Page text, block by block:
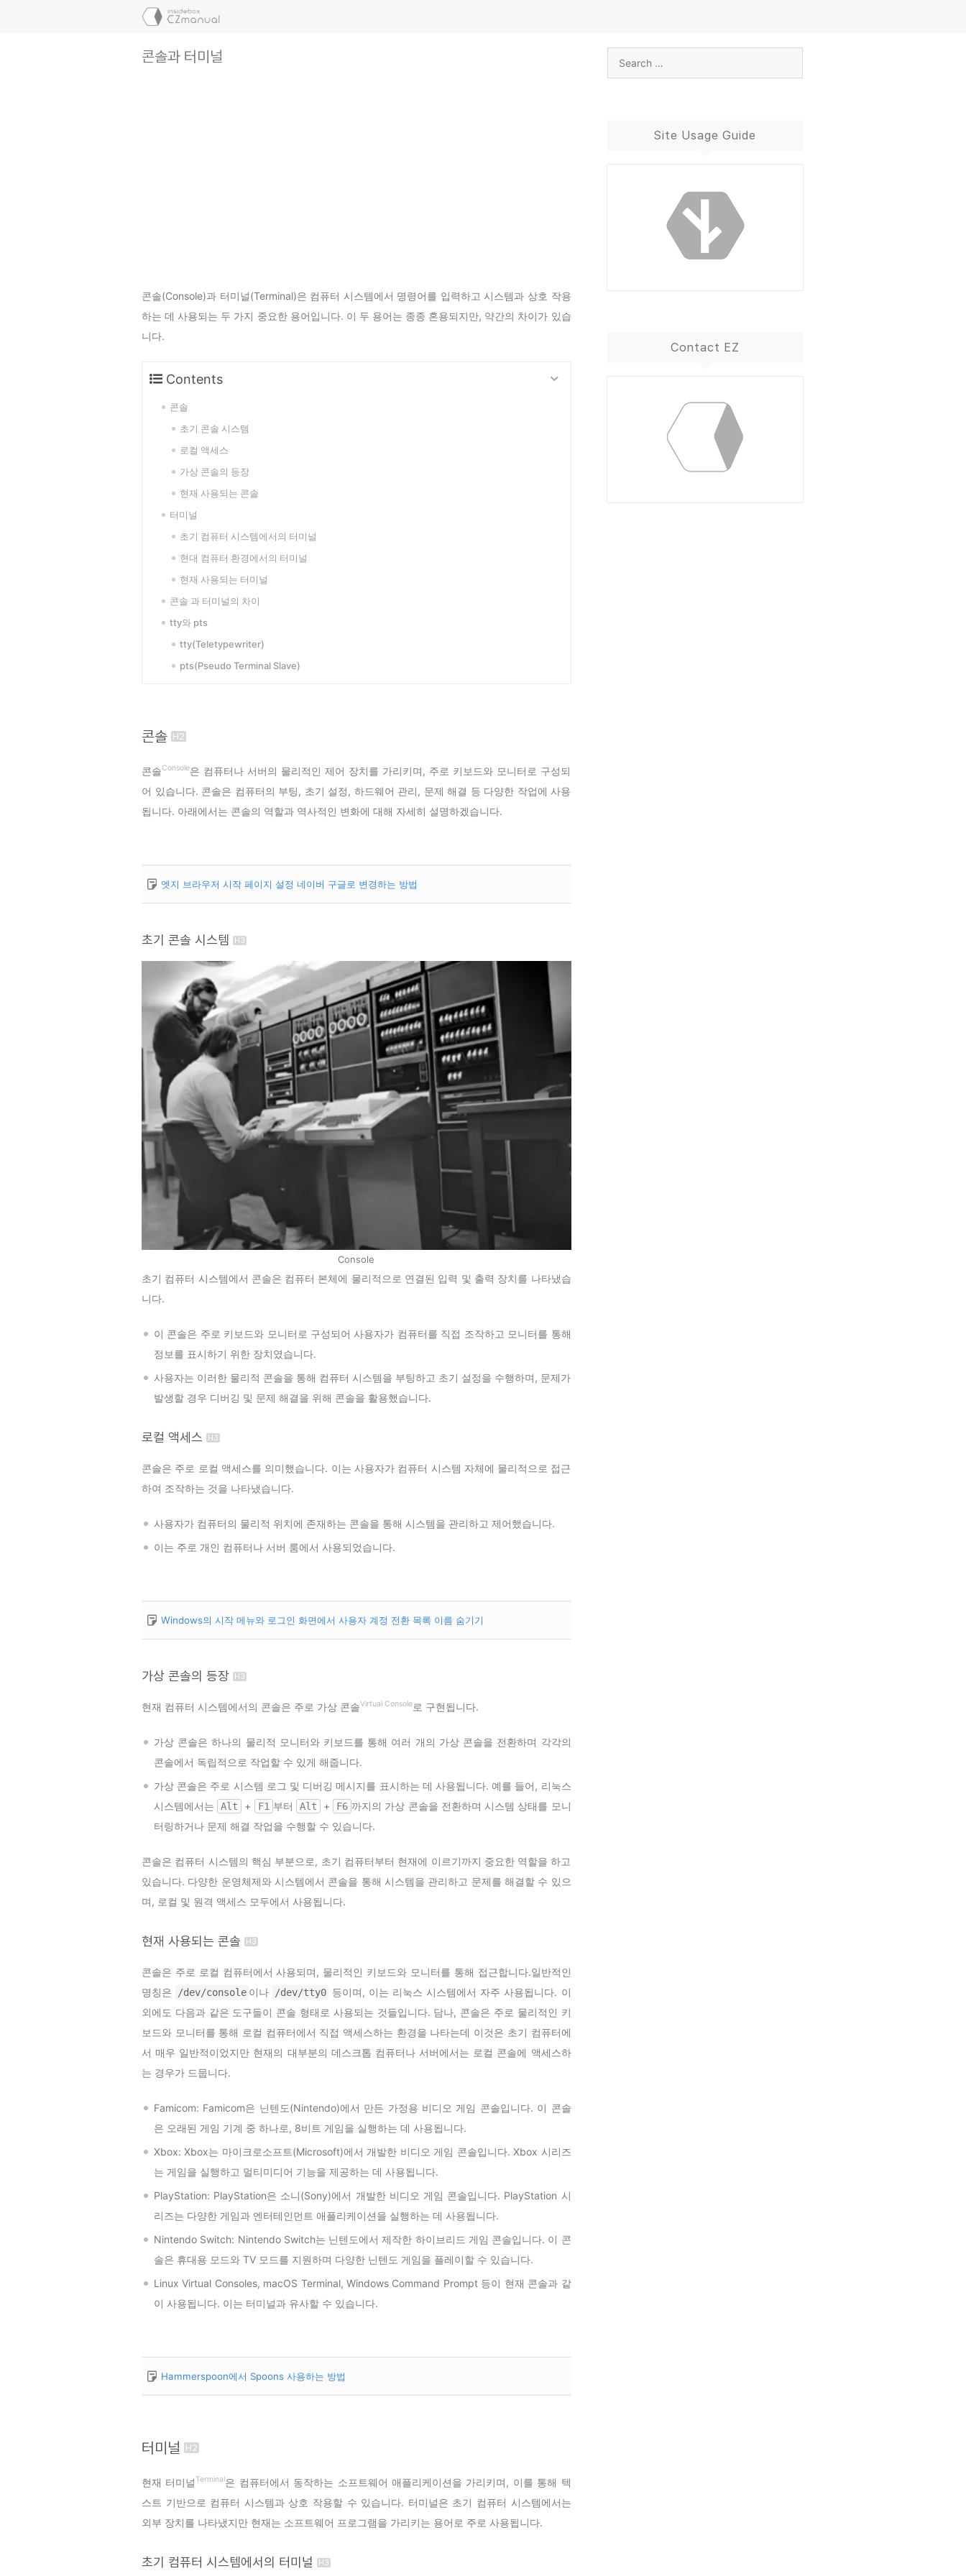
콘솔과 터미널
콘솔(Console)과 터미널(Terminal)은 컴퓨터 시스템에서 명령어를 입력하고 시스템과 상호 작용
하는 데 사용되는 두 가지 중요한 용어입니다. 이 두 용어는 종종 혼용되지만, 약간의 차이가 있습
니다.
Contents
콘솔
초기 콘솔 시스템
로컬 액세스
가상 콘솔의 등장
현재 사용되는 콘솔
터미널
초기 컴퓨터 시스템에서의 터미널
현대 컴퓨터 환경에서의 터미널
현재 사용되는 터미널
콘솔 과 터미널의 차이
tty와 pts
tty(Teletypewriter)
pts(Pseudo Terminal Slave)
콘솔
콘솔Console은 컴퓨터나 서버의 물리적인 제어 장치를 가리키며, 주로 키보드와 모니터로 구성되
어 있습니다. 콘솔은 컴퓨터의 부팅, 초기 설정, 하드웨어 관리, 문제 해결 등 다양한 작업에 사용
됩니다. 아래에서는 콘솔의 역할과 역사적인 변화에 대해 자세히 설명하겠습니다.
엣지 브라우저 시작 페이지 설정 네이버 구글로 변경하는 방법
초기 콘솔 시스템
Console
초기 컴퓨터 시스템에서 콘솔은 컴퓨터 본체에 물리적으로 연결된 입력 및 출력 장치를 나타냈습
니다.
이 콘솔은 주로 키보드와 모니터로 구성되어 사용자가 컴퓨터를 직접 조작하고 모니터를 통해
정보를 표시하기 위한 장치였습니다.
사용자는 이러한 물리적 콘솔을 통해 컴퓨터 시스템을 부팅하고 초기 설정을 수행하며, 문제가
발생할 경우 디버깅 및 문제 해결을 위해 콘솔을 활용했습니다.
로컬 액세스
콘솔은 주로 로컬 액세스를 의미했습니다. 이는 사용자가 컴퓨터 시스템 자체에 물리적으로 접근
하여 조작하는 것을 나타냈습니다.
사용자가 컴퓨터의 물리적 위치에 존재하는 콘솔을 통해 시스템을 관리하고 제어했습니다.
이는 주로 개인 컴퓨터나 서버 룸에서 사용되었습니다.
Windows의 시작 메뉴와 로그인 화면에서 사용자 계정 전환 목록 이름 숨기기
가상 콘솔의 등장
현재 컴퓨터 시스템에서의 콘솔은 주로 가상 콘솔Virtual Console로 구현됩니다.
가상 콘솔은 하나의 물리적 모니터와 키보드를 통해 여러 개의 가상 콘솔을 전환하며 각각의
콘솔에서 독립적으로 작업할 수 있게 해줍니다.
가상 콘솔은 주로 시스템 로그 및 디버깅 메시지를 표시하는 데 사용됩니다. 예를 들어, 리눅스
시스템에서는
Alt + F1 부터 Alt + F6 까지의 가상 콘솔을 전환하며 시스템 상태를 모니
터링하거나 문제 해결 작업을 수행할 수 있습니다.
콘솔은 컴퓨터 시스템의 핵심 부분으로, 초기 컴퓨터부터 현재에 이르기까지 중요한 역할을 하고
있습니다. 다양한 운영체제와 시스템에서 콘솔을 통해 시스템을 관리하고 문제를 해결할 수 있으
며, 로컬 및 원격 액세스 모두에서 사용됩니다.
현재 사용되는 콘솔
콘솔은 주로 로컬 컴퓨터에서 사용되며, 물리적인 키보드와 모니터를 통해 접근합니다.일반적인
명칭은
/dev/console 이나 /dev/tty0 등이며, 이는 리눅스 시스템에서 자주 사용됩니다. 이
외에도 다음과 같은 도구들이 콘솔 형태로 사용되는 것들입니다. 담나, 콘솔은 주로 물리적인 키
보드와 모니터를 통해 로컬 컴퓨터에서 직접 액세스하는 환경을 나타는데 이것은 초기 컴퓨터에
서 매우 일반적이었지만 현재의 대부분의 데스크톱 컴퓨터나 서버에서는 로컬 콘솔에 액세스하
는 경우가 드뭅니다.
Famicom: Famicom은 닌텐도(Nintendo)에서 만든 가정용 비디오 게임 콘솔입니다. 이 콘솔
은 오래된 게임 기계 중 하나로, 8비트 게임을 실행하는 데 사용됩니다.
Xbox: Xbox는 마이크로소프트(Microsoft)에서 개발한 비디오 게임 콘솔입니다. Xbox 시리즈
는 게임을 실행하고 멀티미디어 기능을 제공하는 데 사용됩니다.
PlayStation: PlayStation은 소니(Sony)에서 개발한 비디오 게임 콘솔입니다. PlayStation 시
리즈는 다양한 게임과 엔터테인먼트 애플리케이션을 실행하는 데 사용됩니다.
Nintendo Switch: Nintendo Switch는 닌텐도에서 제작한 하이브리드 게임 콘솔입니다. 이 콘
솔은 휴대용 모드와 TV 모드를 지원하며 다양한 닌텐도 게임을 플레이할 수 있습니다.
Linux Virtual Consoles, macOS Terminal, Windows Command Prompt 등이 현재 콘솔과 같
이 사용됩니다. 이는 터미널과 유사할 수 있습니다.
Hammerspoon에서 Spoons 사용하는 방법
터미널
현재 터미널Terminal 은 컴퓨터에서 동작하는 소프트웨어 애플리케이션을 가리키며, 이를 통해 텍
스트 기반으로 컴퓨터 시스템과 상호 작용할 수 있습니다. 터미널은 초기 컴퓨터 시스템에서는
외부 장치를 나타냈지만 현재는 소프트웨어 프로그램을 가리키는 용어로 주로 사용됩니다.
초기 컴퓨터 시스템에서의 터미널
Site Usage Guide
Contact EZ